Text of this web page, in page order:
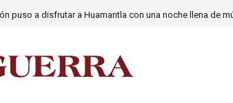
puso a disfrutar a Huamantla con una noche llena de